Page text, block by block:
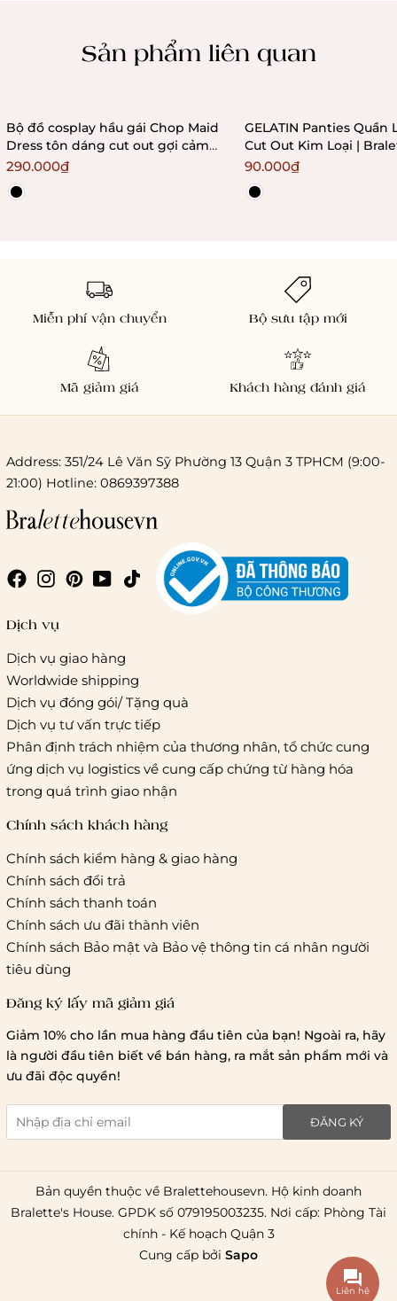
Chi phí giao hàng
Giao hàng trong ngày (hoả tốc)
Giao hàng tiêu chuẩn:
Hồ Chí Minh:
Áp dụng theo bảng giá cước của ĐVVC
Vietelpost/ Giaohangtietkiem và 1 số đối tác vận chuyển
Hà Nội và các tỉnh thành khác:
Áp dụng theo bảng giá
cước của ĐVVC Vietelpost/ Giaohangtietkiem... và 1 số đối
tác vận chuyển khác
Thời gian giao hàng
Hồ Chí Minh:
Hà Nội và các tỉnh thành khá
Lưu ý chung về chính sách vận chuyển
1 triệu đồng
giao hàng trong ngày
giao hàng tiêu chuẩn
miễn phí ship
toàn quốc.
Sản phẩm liên quan
Bộ đồ cosplay hầu gái Chop Maid
Dress tôn dáng cut out gợi cảm
Bralettehousevn
290.000₫
GELATIN Panties Quần
Cut Out Kim Loại |
90.000₫
Miễn phí vận chuyển Bộ sưu tập mới
Mã giảm giá Khách hàng đánh giá
Address: 351/24 Lê Văn Sỹ Phường 13 Quận 3 TPHCM (9:00-
21:00) Hotline: 0869397388
Dịch vụ
Dịch vụ giao hàng
Worldwide shipping
Dịch vụ đóng gói/ Tặng quà
Dịch vụ tư vấn trực tiếp
Phân định trách nhiệm của thương nhân, tổ chức cung
ứng dịch vụ logistics về cung cấp chứng từ hàng hóa
trong quá trình giao nhận
Chính sách khách hàng
Chính sách kiểm hàng & giao hàng
Chính sách đổi trả
Chính sách thanh toán
Chính sách ưu đãi thành viên
Chính sách Bảo mật và Bảo vệ thông tin cá nhân người
tiêu dùng
Đăng ký lấy mã giảm giá
Giảm 10% cho lần mua hàng đầu tiên của bạn! Ngoài ra, hãy
là người đầu tiên biết về bán hàng, ra mắt sản phẩm mới và
ưu đãi độc quyền!
ĐĂNG KÝ
Bản quyền thuộc về Bralettehousevn. Hộ kinh doanh
Bralette's House. GPDK số 079195003235. Nơi cấp: Phòng Tài
chính - Kế hoạch Quận 3
Cung cấp bởi Sapo
Liên hệ